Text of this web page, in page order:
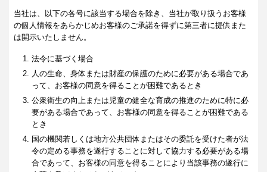
当社は、以下の各号に該当する場合を除き、当社が取り扱うお客様
の個人情報をあらかじめお客様のご承諾を得ずに第三者に提供また
は開示いたしません。
法令に基づく場合
人の生命、身体または財産の保護のために必要がある場合であ
って、お客様の同意を得ることが困難であるとき
公衆衛生の向上または児童の健全な育成の推進のために特に必
要がある場合であって、お客様の同意を得ることが困難である
とき
国の機関若しくは地方公共団体またはその委託を受けた者が法
令の定める事務を遂行することに対して協力する必要がある場
合であって、お客様の同意を得ることにより当該事務の遂行に